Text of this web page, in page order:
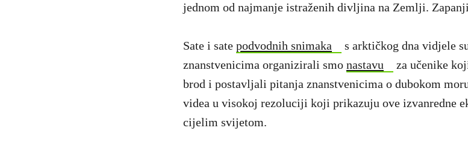
jednom od najmanje istraženih divljina na Zemlji.
Sate i sate podvodnih snimaka
s arktičkog dna vidjele
znanstvenicima organizirali smo nastavu
za učenike
brod i postavljali pitanja znanstvenicima o dubokom
videa u visokoj rezoluciji koji prikazuju ove izvanredne
cijelim svijetom.